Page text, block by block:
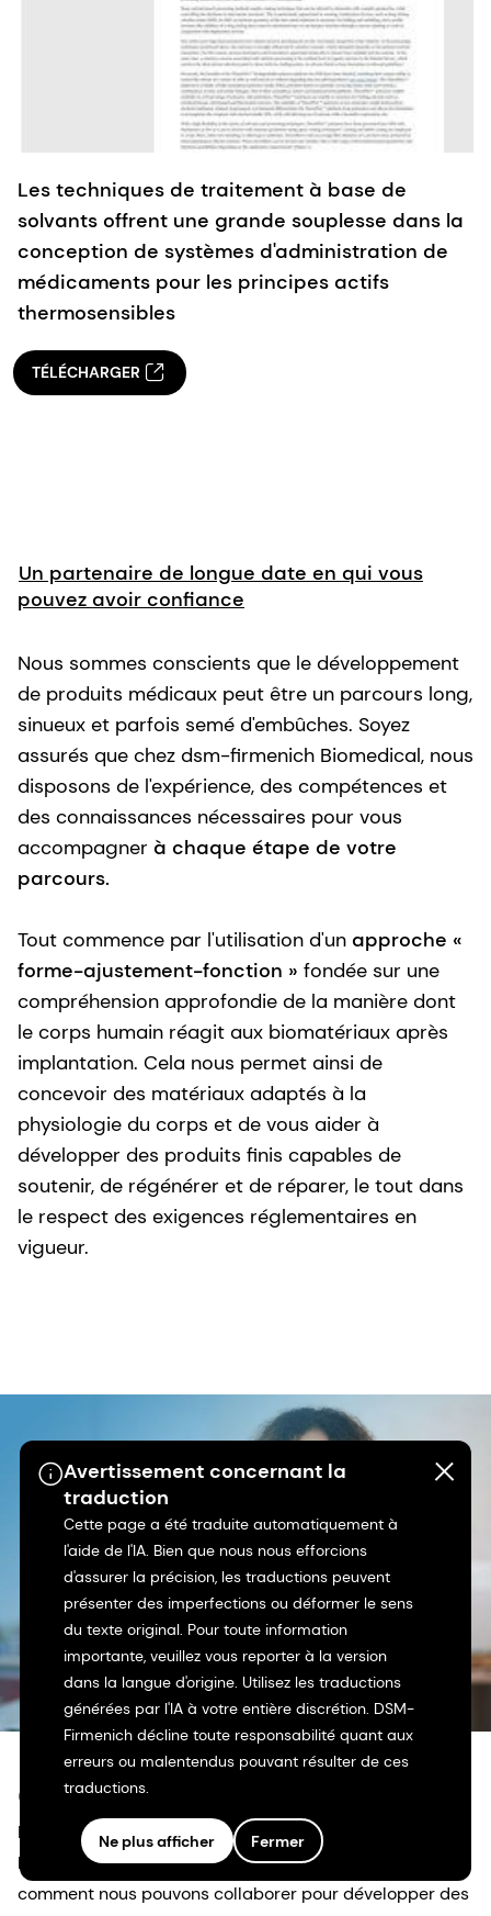
Les techniques de traitement à base de
solvants offrent une grande souplesse dans la
conception de systèmes d'administration de
médicaments pour les principes actifs
thermosensibles
TÉLÉCHARGER
Un partenaire de longue date en qui vous
pouvez avoir confiance
Nous sommes conscients que le développement
de produits médicaux peut être un parcours long,
sinueux et parfois semé d'embûches. Soyez
assurés que chez dsm-firmenich Biomedical, nous
disposons de l'expérience, des compétences et
des connaissances nécessaires pour vous
accompagner à chaque étape de votre
parcours.
Tout commence par l'utilisation d'un approche «
forme-ajustement-fonction » fondée sur une
compréhension approfondie de la manière dont
le corps humain réagit aux biomatériaux après
implantation. Cela nous permet ainsi de
concevoir des matériaux adaptés à la
physiologie du corps et de vous aider à
développer des produits finis capables de
soutenir, de régénérer et de réparer, le tout dans
le respect des exigences réglementaires en
vigueur.
Contactez-nous
Donnez vie à votre idée. Notre équipe d'experts en
biomatériaux est là pour vous aider. Découvrez
comment nous pouvons collaborer pour développer des
Avertissement concernant la
traduction
Cette page a été traduite automatiquement à
l'aide de l'IA. Bien que nous nous efforcions
d'assurer la précision, les traductions peuvent
présenter des imperfections ou déformer le sens
du texte original. Pour toute information
importante, veuillez vous reporter à la version
dans la langue d'origine. Utilisez les traductions
générées par l'IA à votre entière discrétion. DSM-
Firmenich décline toute responsabilité quant aux
erreurs ou malentendus pouvant résulter de ces
traductions.
Ne plus afficher Fermer